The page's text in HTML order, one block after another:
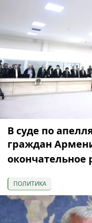
В суде по
граждан
окончательное
ПОЛИТИКА